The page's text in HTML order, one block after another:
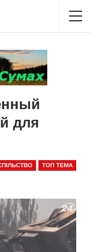
для
ТОП ТЕМА